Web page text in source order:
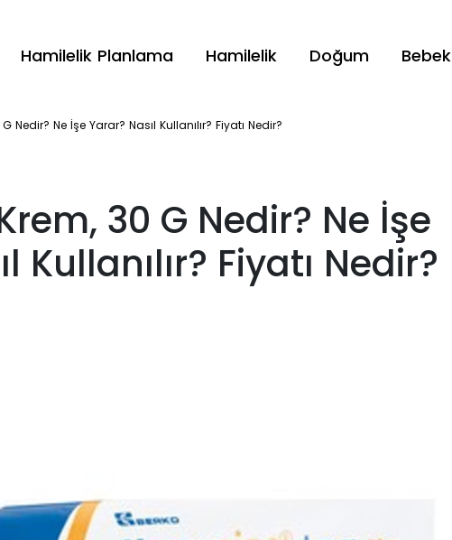
Hamilelik Planlama Hamilelik Doğum Bebek
Nedir? Ne İşe Yarar? Nasıl Kullanılır? Fiyatı Nedir?
30 G Nedir? Ne İşe
Kullanılır? Fiyatı Nedir?